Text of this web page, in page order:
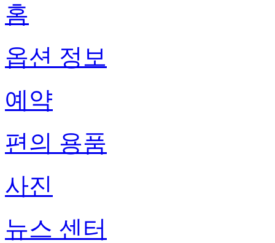
홈
옵션 정보
예약
편의 용품
사진
뉴스 센터